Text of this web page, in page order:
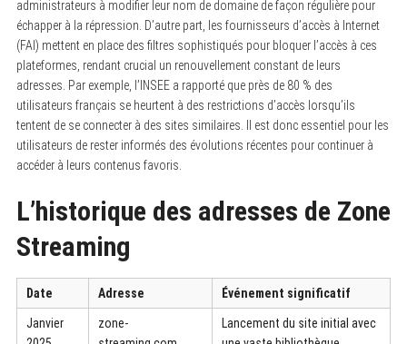
administrateurs à modifier leur nom de domaine de façon régulière pour
échapper à la répression. D’autre part, les fournisseurs d’accès à Internet
(FAI) mettent en place des filtres sophistiqués pour bloquer l’accès à ces
plateformes, rendant crucial un renouvellement constant de leurs
adresses. Par exemple, l’INSEE a rapporté que près de 80 % des
utilisateurs français se heurtent à des restrictions d’accès lorsqu’ils
tentent de se connecter à des sites similaires. Il est donc essentiel pour les
utilisateurs de rester informés des évolutions récentes pour continuer à
accéder à leurs contenus favoris.
L’historique des adresses de Zone
Streaming
Date Adresse Événement significatif
Janvier
zone-
Lancement du site initial avec